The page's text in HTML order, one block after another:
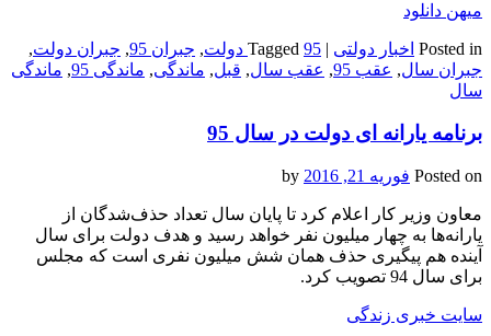
میهن دانلود
Posted in اخبار دولتی |
Tagged 95 دولت , جبران 95 , جبران دولت,
جبران سال, عقب 95 , عقب سال, قبل, ماندگی, ماندگی 95 , ماندگی
سال
برنامه‌ یارانه ای دولت در سال 95
Posted on فوریه 21, 2016
معاون وزیر کار اعلام کرد تا پایان سال تعداد حذف‌شدگان از
یارانه‌ها به چهار میلیون نفر خواهد رسید و هدف دولت برای سال
آینده هم پیگیری حذف همان شش میلیون نفری است که مجلس
برای سال 94 تصویب کرد.
سایت خبری زندگی